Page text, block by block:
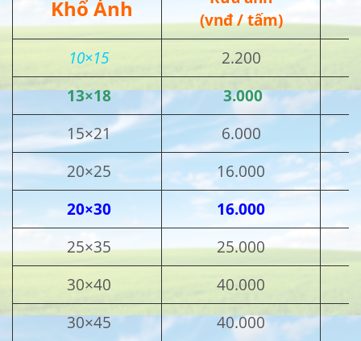
Khổ Ảnh
(vnđ / tấm)
10×15
2.200
13×18
3.000
15×21
6.000
20×25
16.000
20×30
16.000
25×35
25.000
30×40
40.000
30×45
40.000